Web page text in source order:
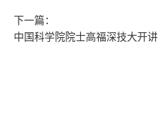
下一篇：
中国科学院院士高福深技大开讲